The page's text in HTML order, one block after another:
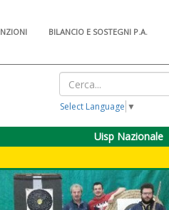
BILANCIO E SOSTEGNI P.A.
Select Language ▼
Uisp Nazionale